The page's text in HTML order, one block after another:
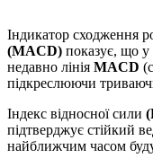
Індикатор сходження
(MACD) показує, що у
недавно лінія MACD
підкреслюючи
Індекс відносної сили
підтверджує стійкий
найближчим часом